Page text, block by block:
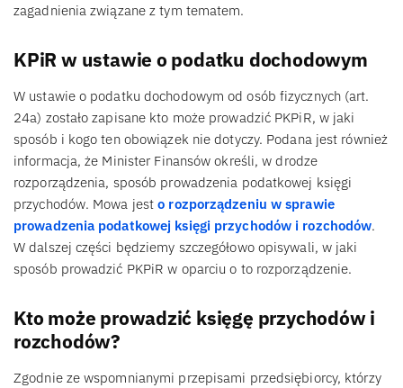
zagadnienia związane z tym tematem.
KPiR w ustawie o podatku dochodowym
W ustawie o podatku dochodowym od osób fizycznych (art.
24a) zostało zapisane kto może prowadzić PKPiR, w jaki
sposób i kogo ten obowiązek nie dotyczy. Podana jest również
informacja, że Minister Finansów określi, w drodze
rozporządzenia, sposób prowadzenia podatkowej księgi
przychodów. Mowa jesto rozporządzeniu w sprawie
prowadzenia podatkowej księgi przychodów i rozchodów.
W dalszej części będziemy szczegółowo opisywali, w jaki
sposób prowadzić PKPiR w oparciu o to rozporządzenie.
Kto może prowadzić księgę przychodów i
rozchodów?
Zgodnie ze wspomnianymi przepisami przedsiębiorcy, którzy